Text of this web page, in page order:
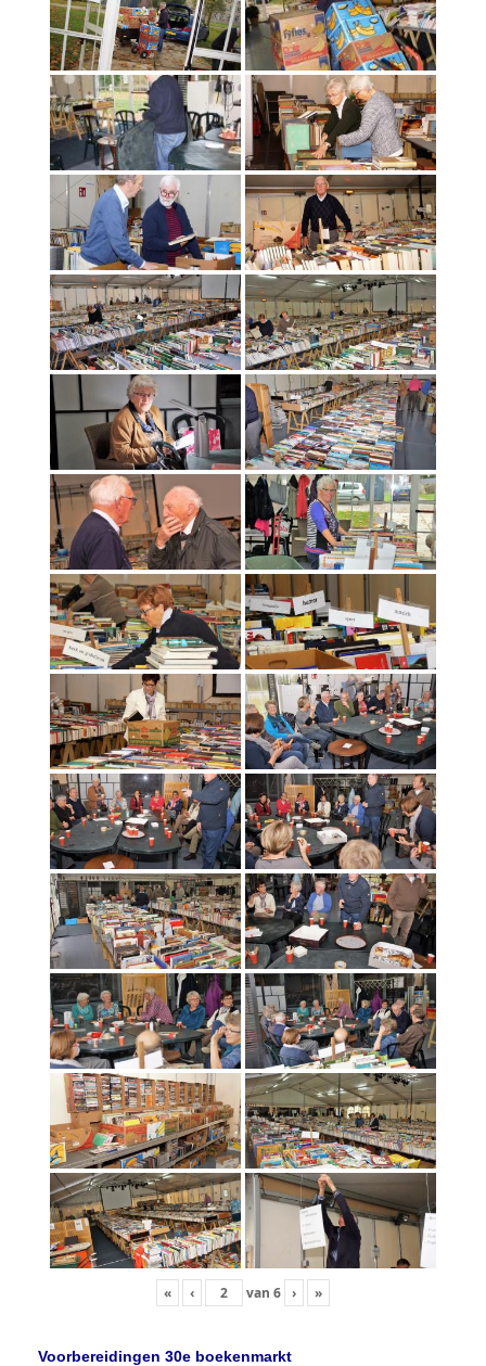
« ‹ van 6 › »
Voorbereidingen 30e boekenmarkt